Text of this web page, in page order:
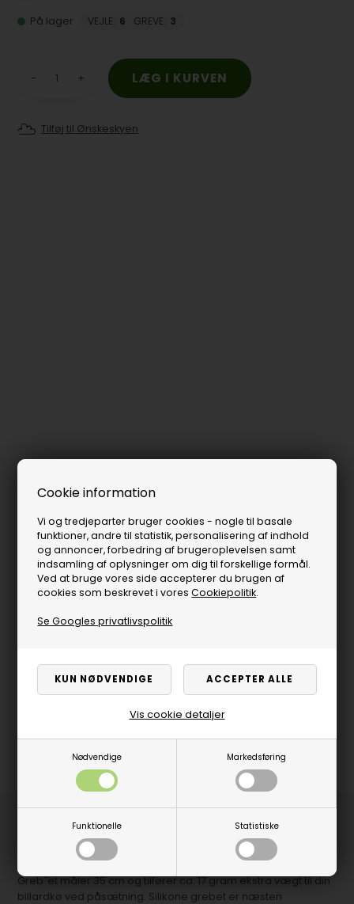
Cookie information
Vi og tredjeparter bruger cookies - nogle til basale
funktioner, andre til statistik, personalisering af indhold
og annoncer, forbedring af brugeroplevelsen samt
indsamling af oplysninger om dig til forskellige formål.
Ved at bruge vores side accepterer du brugen af
cookies som beskrevet i voresCookiepolitik.
Se Googles privatlivspolitik
Nødvendige Markedsføring
Funktionelle Statistiske
Vis cookie detaljer
På lager
VEJLE: 6 GREVE: 3
- +
Tilføj til Ønskeskyen
Produktbeskrivelse
Lækkert Longoni GHOST greb i silikone - god føling og følelse.
Greb´et måler 35 cm og tilfører ca. 17 gram ekstra vægt til din
billardkø ved påsætning. Silikone grebet er næsten